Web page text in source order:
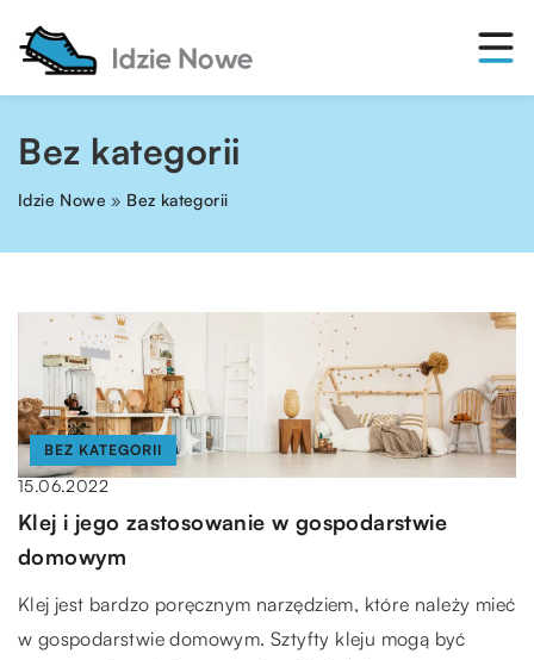
Bez kategorii
Idzie Nowe » Bez kategorii
BEZ KATEGORII
15.06.2022
Klej i jego zastosowanie w gospodarstwie
domowym
Klej jest bardzo poręcznym narzędziem, które należy mieć
w gospodarstwie domowym. Sztyfty kleju mogą być